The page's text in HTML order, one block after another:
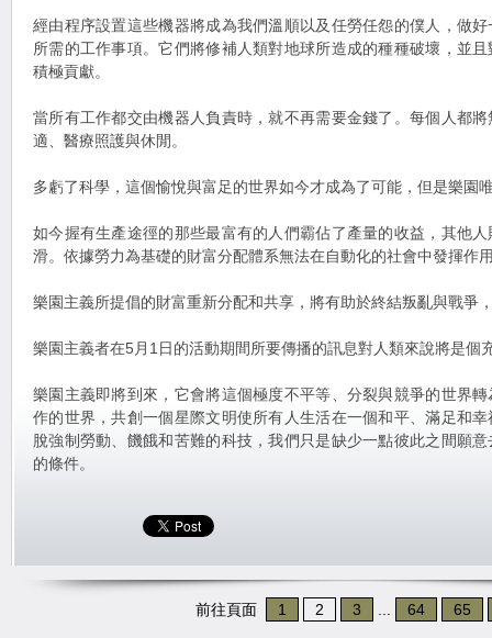
經由程序設置這些機器將成為我們溫順以及任勞任怨的僕人，做
所需的工作事項。它們將修補人類對地球所造成的種種破壞，並
積極貢獻。
當所有工作都交由機器人負責時，就不再需要金錢了。每個人都
適、醫療照護與休閒。
多虧了科學，這個愉悅與富足的世界如今才成為了可能，但是樂園
如今握有生產途徑的那些最富有的人們霸佔了產量的收益，其他
滑。依據勞力為基礎的財富分配體系無法在自動化的社會中發揮作
樂園主義所提倡的財富重新分配和共享，將有助於終結叛亂與戰爭
樂園主義者在5月1日的活動期間所要傳播的訊息對人類來說將是個
樂園主義即將到來，它會將這個極度不平等、分裂與競爭的世界
作的世界，共創一個星際文明使所有人生活在一個和平、滿足和
脫強制勞動、饑餓和苦難的科技，我們只是缺少一點彼此之間願
的條件。
前往頁面 1 2 3 64 65